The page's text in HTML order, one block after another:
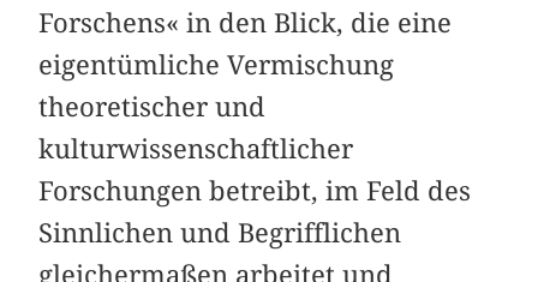
Forschens« in den Blick, die eine
eigentümliche Vermischung
theoretischer und
kulturwissenschaftlicher
Forschungen betreibt, im Feld des
Sinnlichen und Begrifflichen
gleichermaßen arbeitet und